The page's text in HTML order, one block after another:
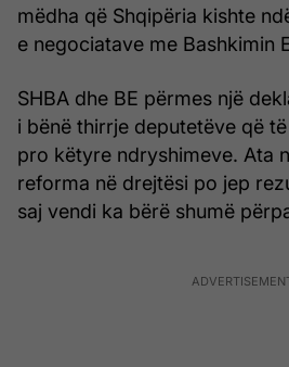
mëdha që Shqipëria kishte
e negociatave me Bashkimin
SHBA dhe BE përmes një
i bënë thirrje deputetëve që
pro këtyre ndryshimeve. Ata
reforma në drejtësi po jep
saj vendi ka bërë shumë